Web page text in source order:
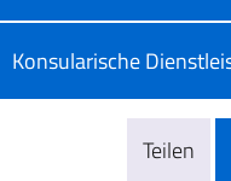
Konsularische
Teilen